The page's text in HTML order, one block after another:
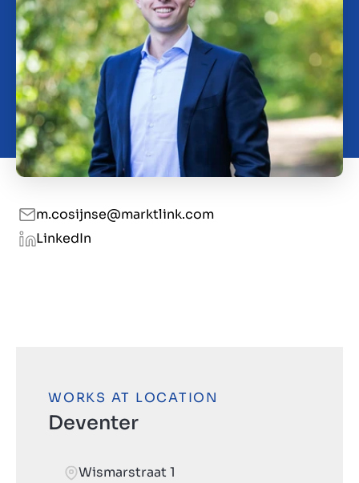
Contact
SL
m.cosijnse@marktlink.com
LinkedIn
WORKS AT LOCATION
Deventer
Wismarstraat 1